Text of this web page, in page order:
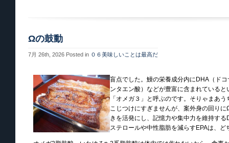
Ωの鼓動
7月 26th, 2026 Posted in ０６美味しいことは最高だ
盲点でした。鰻の栄養成分内にDHA（ド
ンタエン酸）などが豊富に含まれている
「オメガ３」と呼ぶのです。そりゃまあ
こじつけにすぎませんが、案外身の回り
きを活発にし、記憶力や集中力を維持す
ステロールや中性脂肪を減らすEPAは、ど